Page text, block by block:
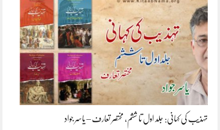
تہذیب کی کہانی: جلد اول تا ششم، مختصر تعارف – یاسر جواد